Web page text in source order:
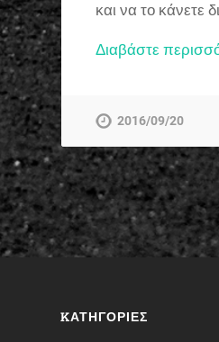
και να το κάνετε
Διαβάστε
2016/09/20
KΑΤΗΓΟΡΊΕΣ